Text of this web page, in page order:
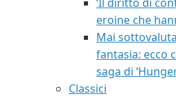
eroine che
Mai
fantasia: ecco
saga di
Classici